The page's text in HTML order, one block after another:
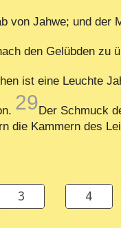
von Jahwe; und
den Gelübden zu
ist eine Leuchte
29Der Schmuck
die Kammern des
3 4